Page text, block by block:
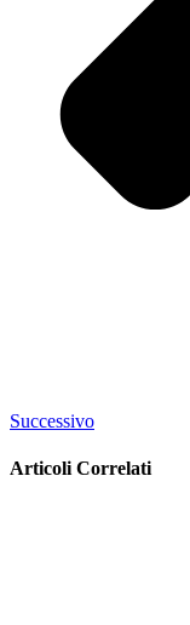
Successivo
Articoli Correlati